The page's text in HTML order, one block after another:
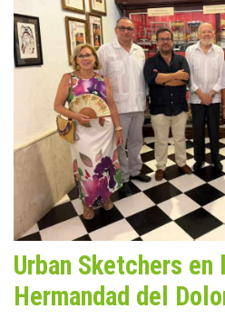
Urban Sketchers en
Hermandad del